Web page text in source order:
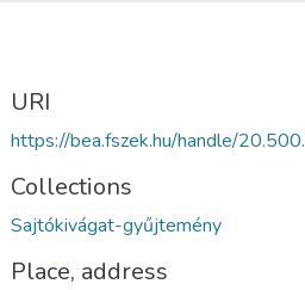
URI
https://bea.fszek.hu/handle/
Collections
Sajtókivágat-gyűjtemény
Place, address